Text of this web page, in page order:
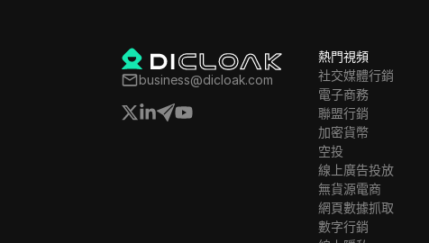
business@dicloak.com
熱門視頻
社交媒體行銷
電子商務
聯盟行銷
加密貨幣
空投
線上廣告投放
無貨源電商
網頁數據抓取
數字行銷